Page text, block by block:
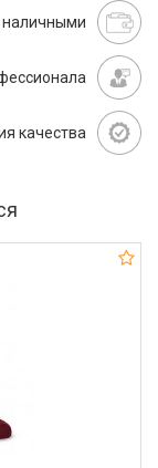
наличными
качества